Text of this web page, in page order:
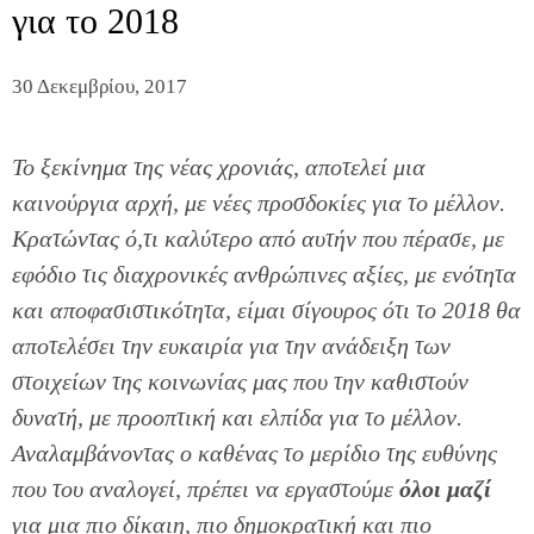
για το 2018
30 Δεκεμβρίου, 2017
Το ξεκίνημα της νέας χρονιάς, αποτελεί μια
καινούργια αρχή, με νέες προσδοκίες για το μέλλον.
Κρατώντας ό,τι καλύτερο από αυτήν που πέρασε, με
εφόδιο τις διαχρονικές ανθρώπινες αξίες, με ενότητα
και αποφασιστικότητα, είμαι σίγουρος ότι το 2018 θα
αποτελέσει την ευκαιρία για την ανάδειξη των
στοιχείων της κοινωνίας μας που την καθιστούν
δυνατή, με προοπτική και ελπίδα για το μέλλον.
Αναλαμβάνοντας ο καθένας το μερίδιο της ευθύνης
που του αναλογεί, πρέπει να εργαστούμε όλοι μαζί
για μια πιο δίκαιη, πιο δημοκρατική και πιο